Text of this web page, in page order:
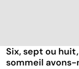
Six, sept ou
sommeil avons-